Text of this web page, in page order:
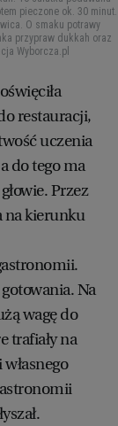
pieczone ok. 30 minut.
O smaku potrawy
przypraw dukkah oraz
Wyborcza.pl
restauracji,
uczenia
do tego ma
Przez
na kierunku
gotowania. Na
wagę do
trafiały na